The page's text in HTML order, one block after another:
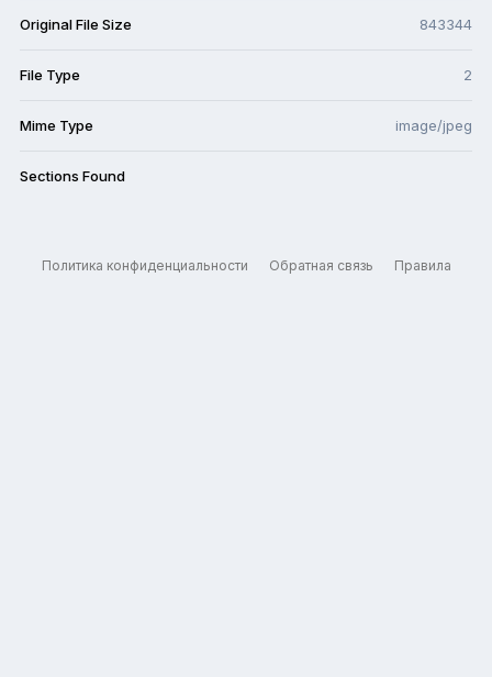
Original File Size 843344
File Type 2
Mime Type image/jpeg
Sections Found
Политика конфиденциальности Обратная связь Правила